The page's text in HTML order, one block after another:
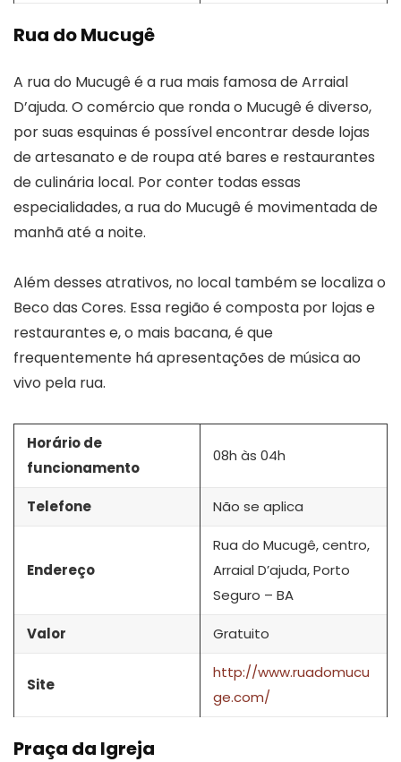
Rua do Mucugê
A rua do Mucugê é a rua mais famosa de Arraial
D’ajuda. O comércio que ronda o Mucugê é diverso,
por suas esquinas é possível encontrar desde lojas
de artesanato e de roupa até bares e restaurantes
de culinária local. Por conter todas essas
especialidades, a rua do Mucugê é movimentada de
manhã até a noite.
Além desses atrativos, no local também se localiza o
Beco das Cores. Essa região é composta por lojas e
restaurantes e, o mais bacana, é que
frequentemente há apresentações de música ao
vivo pela rua.
Horário de
funcionamento
08h às 04h
Telefone Não se aplica
Endereço
Rua do Mucugê, centro,
Arraial D’ajuda, Porto
Seguro – BA
Valor Gratuito
Site
http://www.ruadomucu
ge.com/
Praça da Igreja